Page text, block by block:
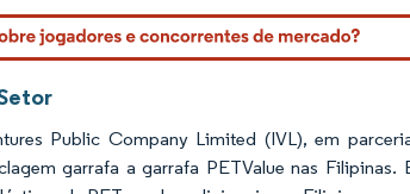
Imagem © Mordor
Public Company Limited (IVL), em
garrafa a garrafa PETValue nas